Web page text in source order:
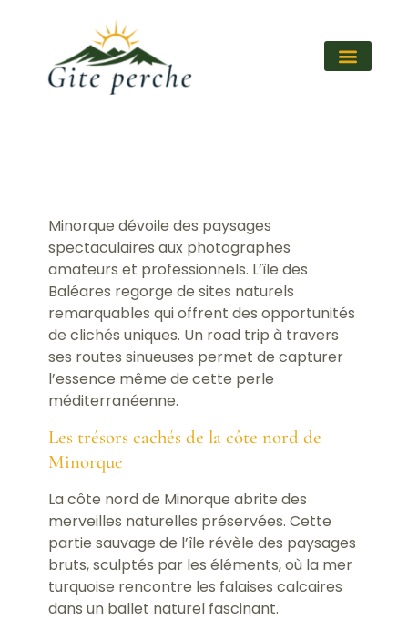
Minorque dévoile des paysages
spectaculaires aux photographes
amateurs et professionnels. L’île des
Baléares regorge de sites naturels
remarquables qui offrent des opportunités
de clichés uniques. Un road trip à travers
ses routes sinueuses permet de capturer
l’essence même de cette perle
méditerranéenne.
Les trésors cachés de la côte nord de
Minorque
La côte nord de Minorque abrite des
merveilles naturelles préservées. Cette
partie sauvage de l’île révèle des paysages
bruts, sculptés par les éléments, où la mer
turquoise rencontre les falaises calcaires
dans un ballet naturel fascinant.